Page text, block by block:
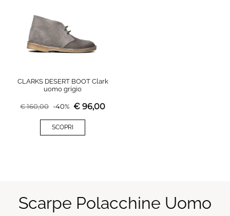
CLARKS DESERT BOOT Clark
uomo grigio
€160,00 -40% € 96,00
SCOPRI
Scarpe Polacchine Uomo